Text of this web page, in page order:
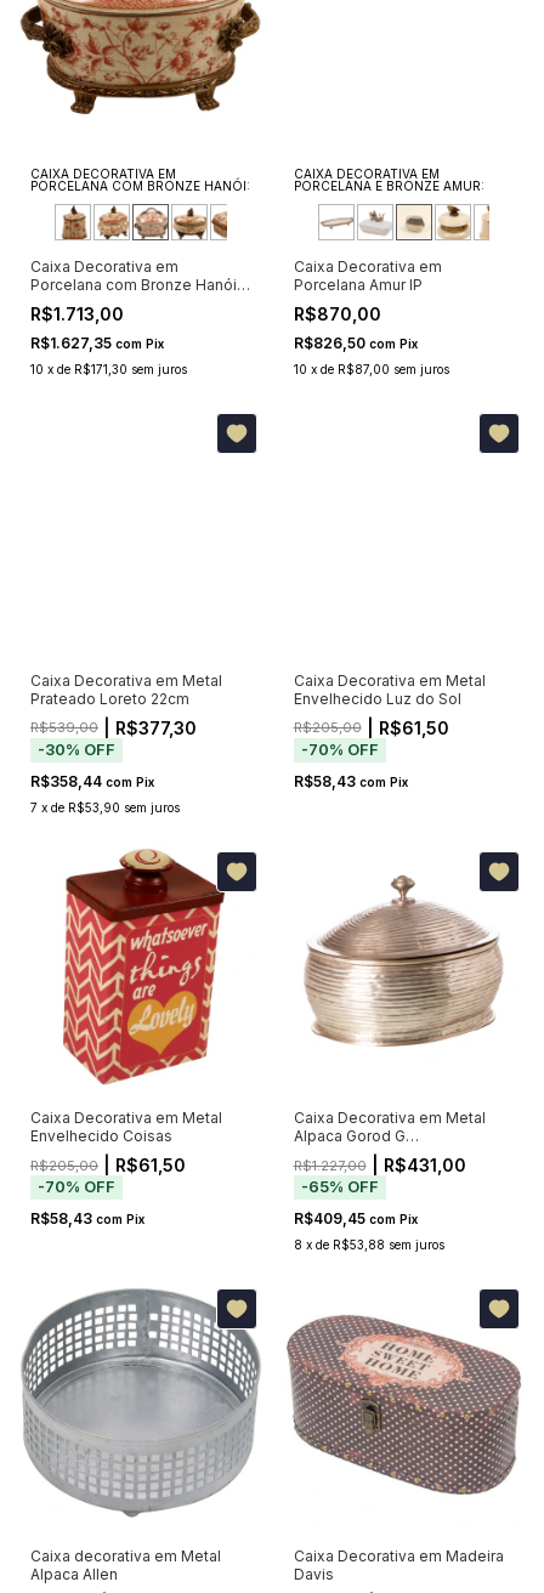
CAIXA DECORATIVA EM
PORCELANA COM BRONZE HANÓI:
Caixa Decorativa em
Porcelana com Bronze Hanói
III
R$1.713,00
R$1.627,35 com Pix
10 x de R$171,30 sem juros
CAIXA DECORATIVA EM
PORCELANA E BRONZE AMUR:
Caixa Decorativa em
Porcelana Amur IP
R$870,00
R$826,50 com Pix
10 x de R$87,00 sem juros
Caixa Decorativa em Metal
Prateado Loreto 22cm
R$539,00 | R$377,30
-30% OFF
R$358,44 com Pix
7 x de R$53,90 sem juros
Caixa Decorativa em Metal
Envelhecido Luz do Sol
R$205,00| R$61,50
-70% OFF
R$58,43 com Pix
Caixa Decorativa em Metal
Envelhecido Coisas
R$205,00 | R$61,50
-70% OFF
R$58,43 com Pix
Caixa Decorativa em Metal
Alpaca Gorod G
34x26x1,26cm
R$1.227,00| R$431,00
-65% OFF
R$409,45 com Pix
8 x de R$53,88 sem juros
Caixa decorativa em Metal
Alpaca Allen
Caixa Decorativa em Madeira
Davis